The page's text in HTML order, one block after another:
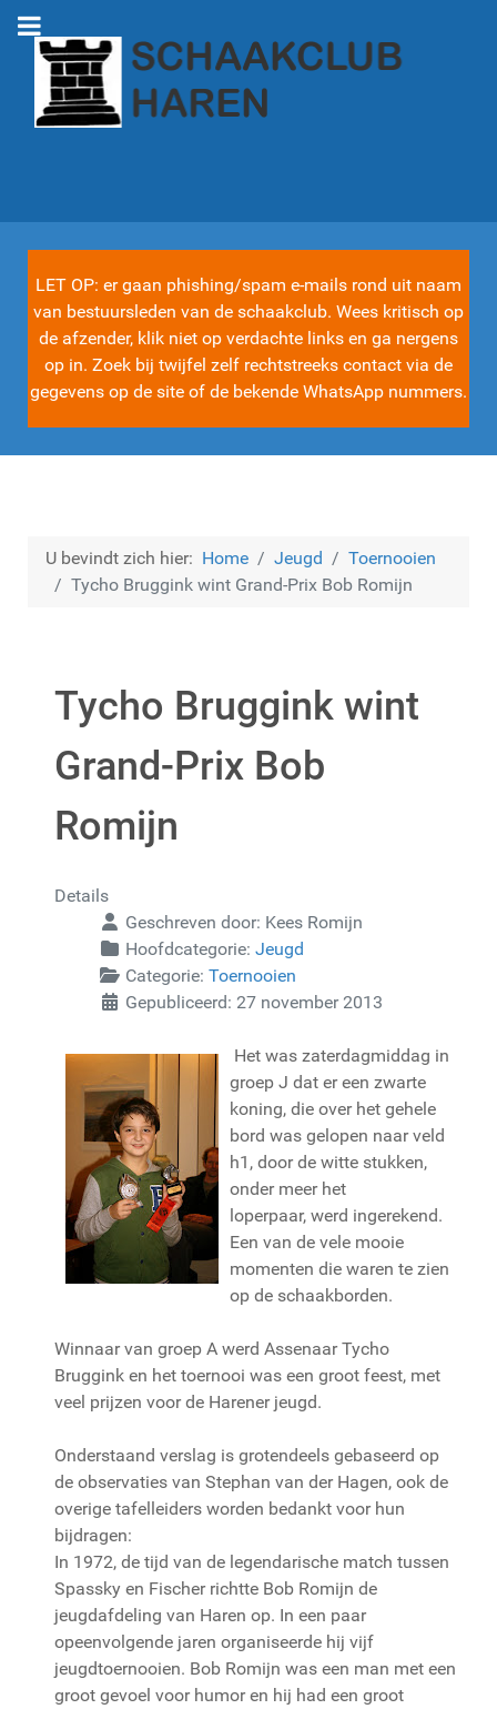
LET OP: er gaan phishing/spam e-mails rond uit naam
van bestuursleden van de schaakclub. Wees kritisch op
de afzender, klik niet op verdachte links en ga nergens
op in. Zoek bij twijfel zelf rechtstreeks contact via de
gegevens op de site of de bekende WhatsApp nummers.
U bevindt zich hier: Home Jeugd
Toernooien
Tycho Bruggink wint Grand-Prix Bob Romijn
Tycho Bruggink wint
Grand-Prix Bob
Romijn
Details
Geschreven door: Kees Romijn
Hoofdcategorie: Jeugd
Categorie: Toernooien
Gepubliceerd: 27 november 2013
Het was zaterdagmiddag in
groep J dat er een zwarte
koning, die over het gehele
bord was gelopen naar veld
h1, door de witte stukken,
onder meer het
loperpaar, werd ingerekend.
Een van de vele mooie
momenten die waren te zien
op de schaakborden.
Winnaar van groep A werd Assenaar Tycho
Bruggink en het toernooi was een groot feest, met
veel prijzen voor de Harener jeugd.
Onderstaand verslag is grotendeels gebaseerd op
de observaties van Stephan van der Hagen, ook de
overige tafelleiders worden bedankt voor hun
bijdragen:
In 1972, de tijd van de legendarische match tussen
Spassky en Fischer richtte Bob Romijn de
jeugdafdeling van Haren op. In een paar
opeenvolgende jaren organiseerde hij vijf
jeugdtoernooien. Bob Romijn was een man met een
groot gevoel voor humor en hij had een groot